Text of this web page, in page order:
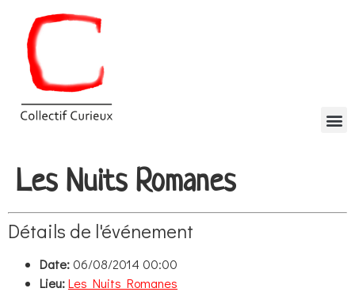
Les Nuits Romanes
Détails de l'événement
Date:06/08/2014 00:00
Lieu:Les Nuits Romanes